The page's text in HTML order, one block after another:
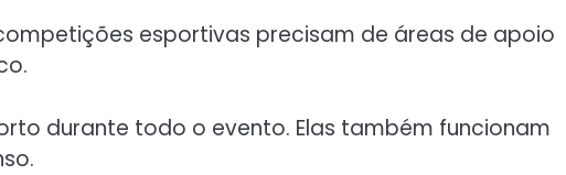
esportivas precisam de áreas de apoio
durante todo o evento. Elas também funcionam